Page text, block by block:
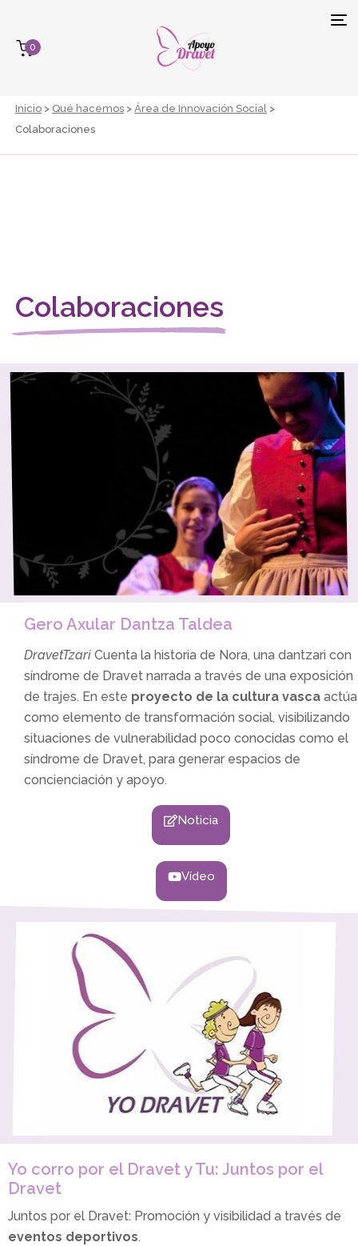
0
Inicio > Qué hacemos > Área de Innovación Social >
Colaboraciones
Colaboraciones
Gero Axular Dantza Taldea
DravetTzari Cuenta la historia de Nora, una dantzari con
síndrome de Dravet narrada a través de una exposición
de trajes. En este proyecto de la cultura vasca actúa
como elemento de transformación social, visibilizando
situaciones de vulnerabilidad poco conocidas como el
síndrome de Dravet, para generar espacios de
concienciación y apoyo.
Noticia
Vídeo
Yo corro por el Dravet y Tu: Juntos por el
Dravet
Juntos por el Dravet: Promoción y visibilidad a través de
eventos deportivos.